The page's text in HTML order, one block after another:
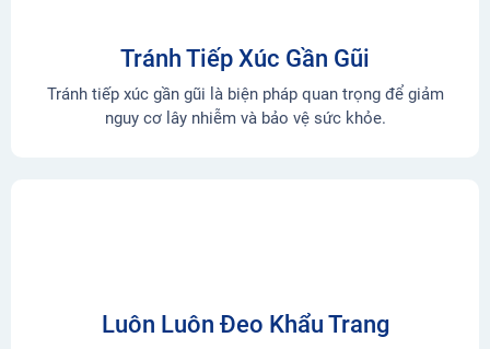
Tránh Tiếp Xúc Gần Gũi
Tránh tiếp xúc gần gũi là biện pháp quan trọng để giảm
nguy cơ lây nhiễm và bảo vệ sức khỏe.
Luôn Luôn Đeo Khẩu Trang